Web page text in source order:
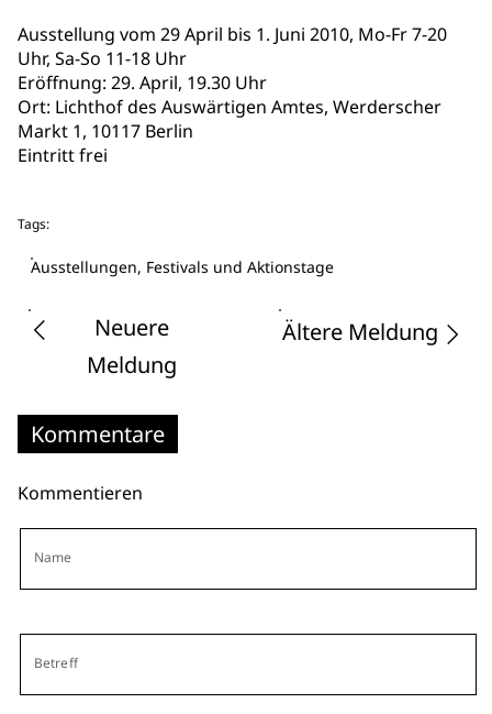
Ausstellung vom 29 April bis 1. Juni 2010, Mo-Fr 7-20
Uhr, Sa-So 11-18 Uhr
Eröffnung: 29. April, 19.30 Uhr
Ort: Lichthof des Auswärtigen Amtes, Werderscher
Markt 1, 10117 Berlin
Eintritt frei
Tags:
Ausstellungen, Festivals und Aktionstage
Neuere
Meldung
Ältere Meldung
Kommentare
Kommentieren
Name
Betreff